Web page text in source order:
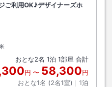
ご利用OK♪デザイナーズホ
おとな2名 1泊 1部屋 合計
円 〜 58,300円
おとな1名 (2名1室)｜ 1泊